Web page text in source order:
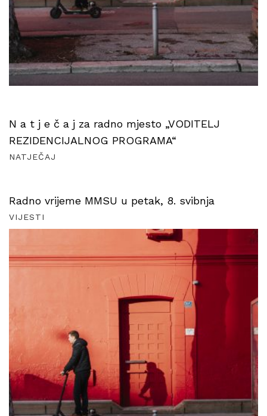
N a t j e č a j za radno mjesto „VODITELJ
REZIDENCIJALNOG PROGRAMA“
NATJEČAJ
Radno vrijeme MMSU u petak, 8. svibnja
VIJESTI